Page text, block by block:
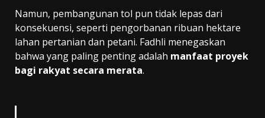
Namun, pembangunan tol pun tidak lepas dari
konsekuensi, seperti pengorbanan ribuan hektare
lahan pertanian dan petani. Fadhli menegaskan
bahwa yang paling penting adalah manfaat proyek
bagi rakyat secara merata.